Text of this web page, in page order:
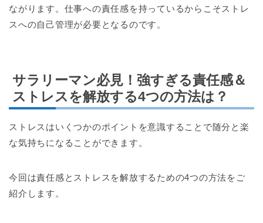
ながります。仕事への責任感を持っているからこそストレ
スへの自己管理が必要となるのです。
サラリーマン必見！強すぎる責任感＆
ストレスを解放する4つの方法は？
ストレスはいくつかのポイントを意識することで随分と楽
な気持ちになることができます。
今回は責任感とストレスを解放するための4つの方法をご
紹介します。